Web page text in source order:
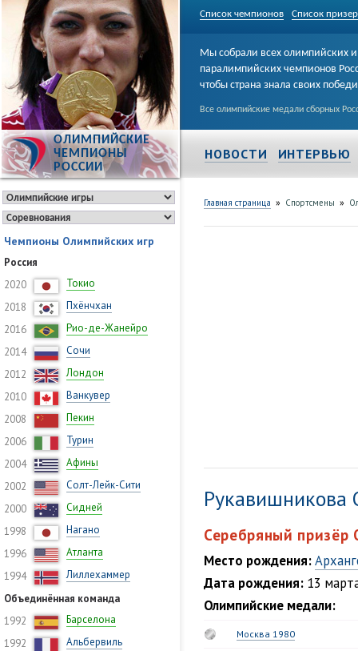
Список чемпионов Список
ОЛИМПИЙСКИЕ
ЧЕМПИОНЫ
РОССИИ
Мы собрали всех олимпийских и
паралимпийских чемпионов
чтобы страна знала своих
Все олимпийские медали сборных
НОВОСТИ ИНТЕРВЬЮ
Чемпионы Олимпийских игр
Россия
2020
Токио
2018
Пхёнчхан
2016
Рио-де-Жанейро
2014
Сочи
2012
Лондон
2010
Ванкувер
2008
Пекин
2006
Турин
2004
Афины
2002
Солт-Лейк-Сити
2000
Сидней
1998
Нагано
1996
Атланта
1994
Лиллехаммер
Объединённая команда
1992
Барселона
1992
Альбервиль
Главная страница » Спортсмены »
Рукавишникова
Серебряный
Место рождения:
Дата рождения: 13
Олимпийские медали:
Москва 1980